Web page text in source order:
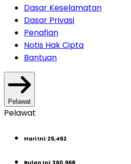
Dasar Keselamatan
Dasar Privasi
Penafian
Notis Hak Cipta
Bantuan
Pelawat
Pelawat
Hari Ini: 25,462